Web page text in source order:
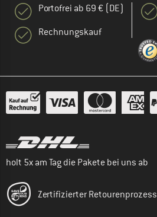
Portofrei ab 69 € (DE)
Rechnungskauf
holt 5x am Tag die Pakete bei uns ab
Zertifizierter Retourenprozess